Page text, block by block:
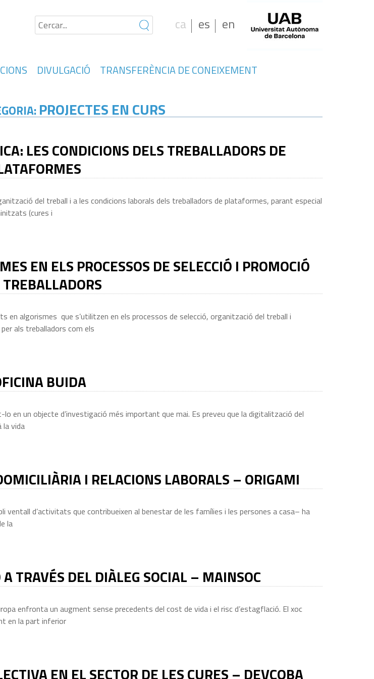
DIVULGACIÓ TRANSFERÈNCIA DE CONEIXEMENT
ca es en
PROJECTES EN CURS
LES CONDICIONS DELS TREBALLADORS DE
del treball i a les condicions laborals dels treballadors de plataformes, parant especial
(cures i
EN ELS PROCESSOS DE SELECCIÓ I PROMOCIÓ
en algorismes que s’utilitzen en els processos de selecció, organització del treball i
als treballadors com els
BUIDA
en un objecte d’investigació més important que mai. Es preveu que la digitalització del
la vida
I RELACIONS LABORALS – ORIGAMI
ventall d’activitats que contribueixen al benestar de les famílies i les persones a casa– ha
la
TRAVÉS DEL DIÀLEG SOCIAL – MAINSOC
enfronta un augment sense precedents del cost de vida i el risc d’estagflació. El xoc
en la part inferior
EN EL SECTOR DE LES CURES – DEVCOBA